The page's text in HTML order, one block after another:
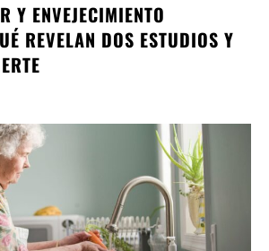
Y ENVEJECIMIENTO
REVELAN DOS ESTUDIOS Y